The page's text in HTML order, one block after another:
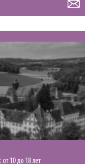
от 10 до 18 лет